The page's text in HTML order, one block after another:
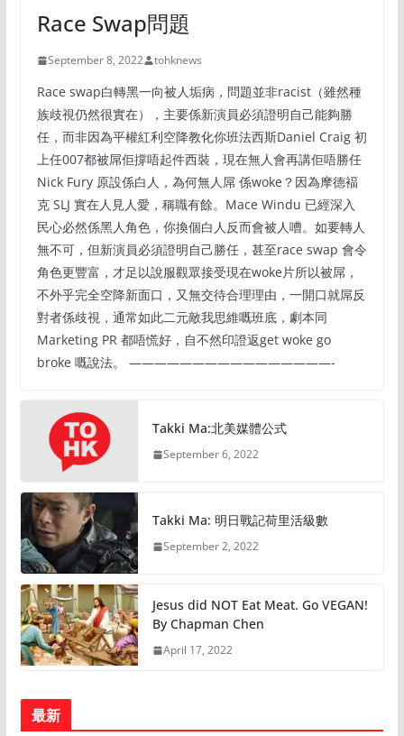
Race Swap問題
September 8, 2022 tohknews
Race swap白轉黑一向被人垢病，問題並非racist（雖然種
族歧視仍然很實在），主要係新演員必須證明自己能夠勝
任，而非因為平權紅利空降教化你班法西斯Daniel Craig 初
上任007都被屌佢撐唔起件西裝，現在無人會再講佢唔勝任
Nick Fury 原設係白人，為何無人屌 係woke？因為摩德褔
克 SLJ 實在人見人愛，稱職有餘。Mace Windu 已經深入
民心必然係黑人角色，你換個白人反而會被人嘈。如要轉人
無不可，但新演員必須證明自己勝任，甚至race swap 會令
角色更豐富，才足以說服觀眾接受現在woke片所以被屌，
不外乎完全空降新面口，又無交待合理理由，一開口就屌反
對者係歧視，通常如此二元敵我思維嘅班底，劇本同
Marketing PR 都唔慌好，自不然印證返get woke go
broke 嘅說法。 ————————————————-
Takki Ma:北美媒體公式
September 6, 2022
Takki Ma: 明日戰記荷里活級數
September 2, 2022
Jesus did NOT Eat Meat. Go VEGAN!
By Chapman Chen
April 17, 2022
最新